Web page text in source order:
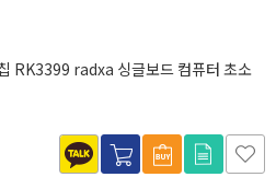
RK3399 radxa 싱글보드 컴퓨터 초소